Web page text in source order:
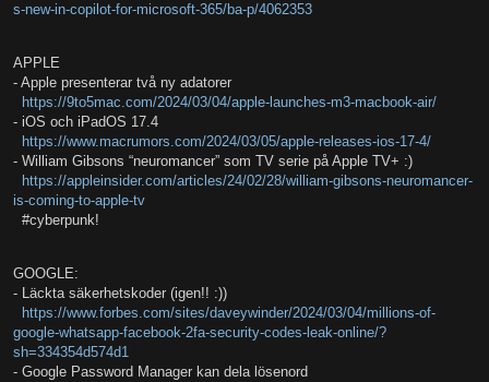
s-new-in-copilot-for-microsoft-365/ba-p/4062353
APPLE
- Apple presenterar två ny adatorer
https://9to5mac.com/2024/03/04/apple-launches-m3-macbook-air/
- iOS och iPadOS 17.4
https://www.macrumors.com/2024/03/05/apple-releases-ios-17-4/
- William Gibsons “neuromancer” som TV serie på Apple TV+ :)
https://appleinsider.com/articles/24/02/28/william-gibsons-neuromancer-
is-coming-to-apple-tv
#cyberpunk!
GOOGLE:
- Läckta säkerhetskoder (igen!! :))
https://www.forbes.com/sites/daveywinder/2024/03/04/millions-of-
google-whatsapp-facebook-2fa-security-codes-leak-online/?
sh=334354d574d1
- Google Password Manager kan dela lösenord